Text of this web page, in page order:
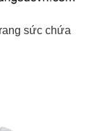
sức chứa